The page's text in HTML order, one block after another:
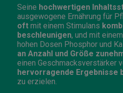
Seine hochwertigen
ausgewogene Ernährung für
oft mit einem Stimulans
beschleunigen, und mit
hohen Dosen Phosphor und
an Anzahl und Größe
einen Geschmacksverstärker
hervorragende Ergebnisse
zu erzielen.